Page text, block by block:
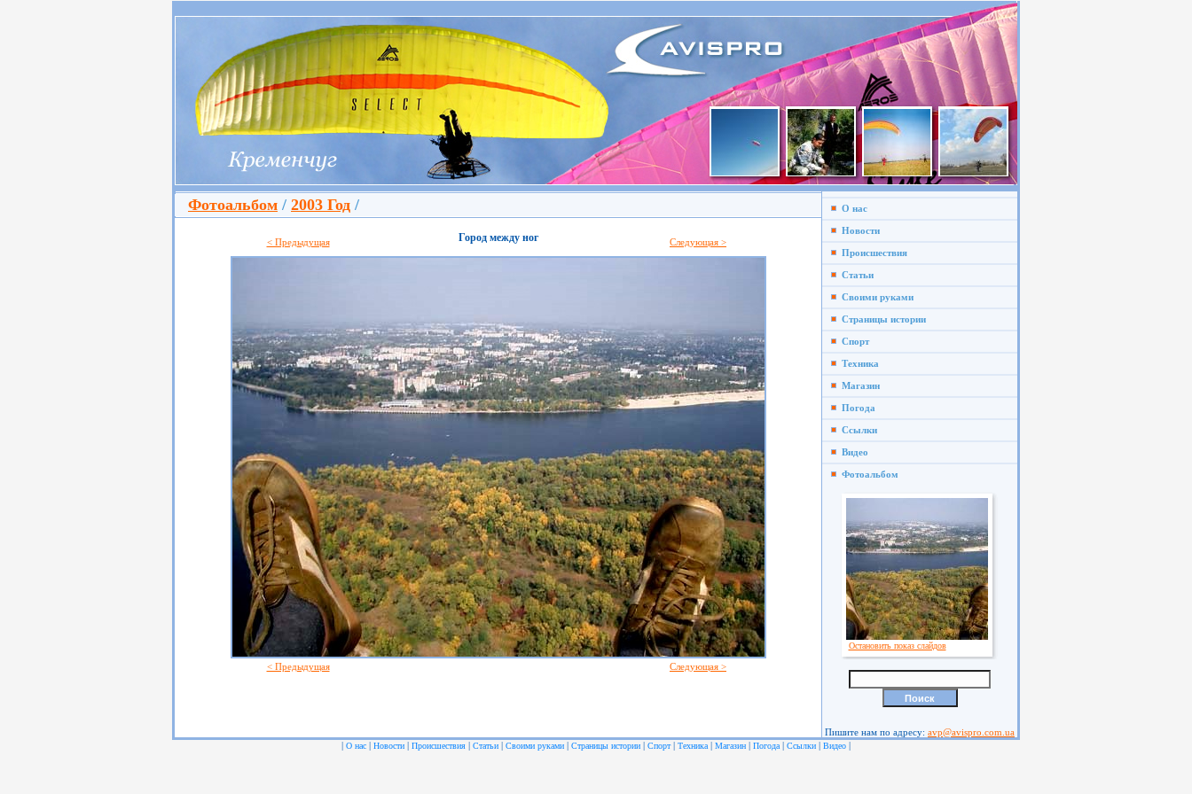
Фотоальбом / 2003 Год /
< Предыдущая Город между ног Следующая >
< Предыдущая Следующая >
О нас
Новости
Происшествия
Статьи
Своими руками
Страницы истории
Спорт
Техника
Магазин
Погода
Ссылки
Видео
Фотоальбом
Остановить показ слайдов
Пишите нам по адресу: avp@avispro.com.ua
| О нас | Новости | Происшествия | Статьи | Своими руками | Страницы истории | Спорт| Техника | Магазин | Погода | Ссылки | Видео |